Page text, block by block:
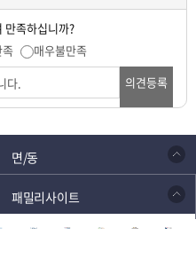
만족하십니까?
매우불만족
의견등록
면/동
패밀리사이트